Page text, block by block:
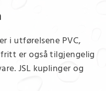
i utførelsene PVC,
er også tilgjengelig
JSL kuplinger og